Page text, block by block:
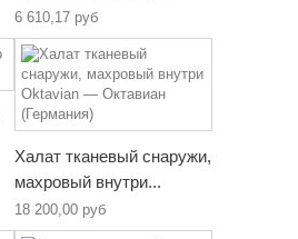
6 610,17 руб
Халат тканевый снаружи,
махровый внутри...
18 200,00 руб